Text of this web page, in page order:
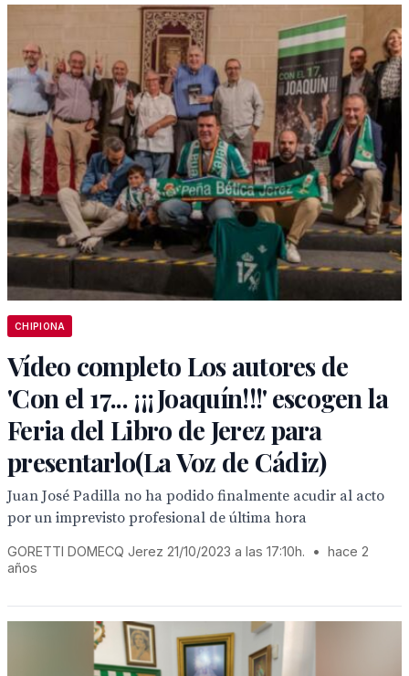
CHIPIONA
Vídeo completo Los autores de
'Con el 17... ¡¡¡Joaquín!!!' escogen la
Feria del Libro de Jerez para
presentarlo(La Voz de Cádiz)
Juan José Padilla no ha podido finalmente acudir al acto
por un imprevisto profesional de última hora
GORETTI DOMECQ Jerez 21/10/2023 a las 17:10h. • hace 2
años